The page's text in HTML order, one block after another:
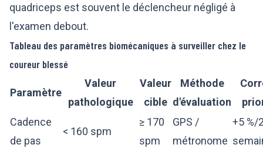
quadriceps est souvent le déclencheur négligé à
l'examen debout.
Tableau des paramètres biomécaniques à surveiller chez le
coureur blessé
Paramètre
Valeur
pathologique
Valeur
cible
Méthode
d'évaluation
Cadence
de pas
< 160 spm
≥ 170
spm
GPS /
métronome
+5 %/